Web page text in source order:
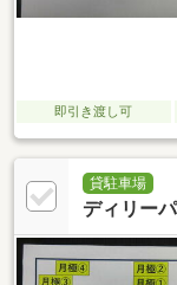
即引き渡し可
貸駐車場
ディリー